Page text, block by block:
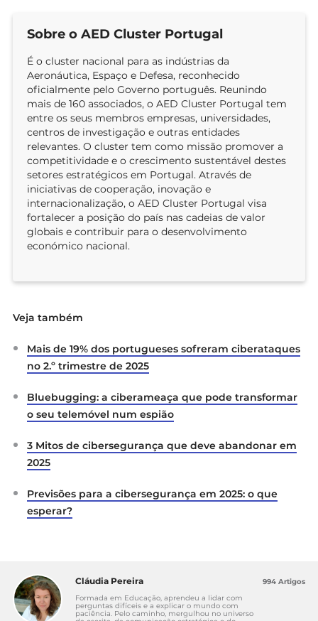
Sobre o AED Cluster Portugal
É o cluster nacional para as indústrias da
Aeronáutica, Espaço e Defesa, reconhecido
oficialmente pelo Governo português. Reunindo
mais de 160 associados, o AED Cluster Portugal tem
entre os seus membros empresas, universidades,
centros de investigação e outras entidades
relevantes. O cluster tem como missão promover a
competitividade e o crescimento sustentável destes
setores estratégicos em Portugal. Através de
iniciativas de cooperação, inovação e
internacionalização, o AED Cluster Portugal visa
fortalecer a posição do país nas cadeias de valor
globais e contribuir para o desenvolvimento
económico nacional.
Veja também
Mais de 19% dos portugueses sofreram ciberataques
no 2.º trimestre de 2025
Bluebugging: a ciberameaça que pode transformar
o seu telemóvel num espião
3 Mitos de cibersegurança que deve abandonar em
2025
Previsões para a cibersegurança em 2025: o que
esperar?
Cláudia Pereira
Formada em Educação, aprendeu a lidar com
perguntas difíceis e a explicar o mundo com
paciência. Pelo caminho, mergulhou no universo
994 Artigos